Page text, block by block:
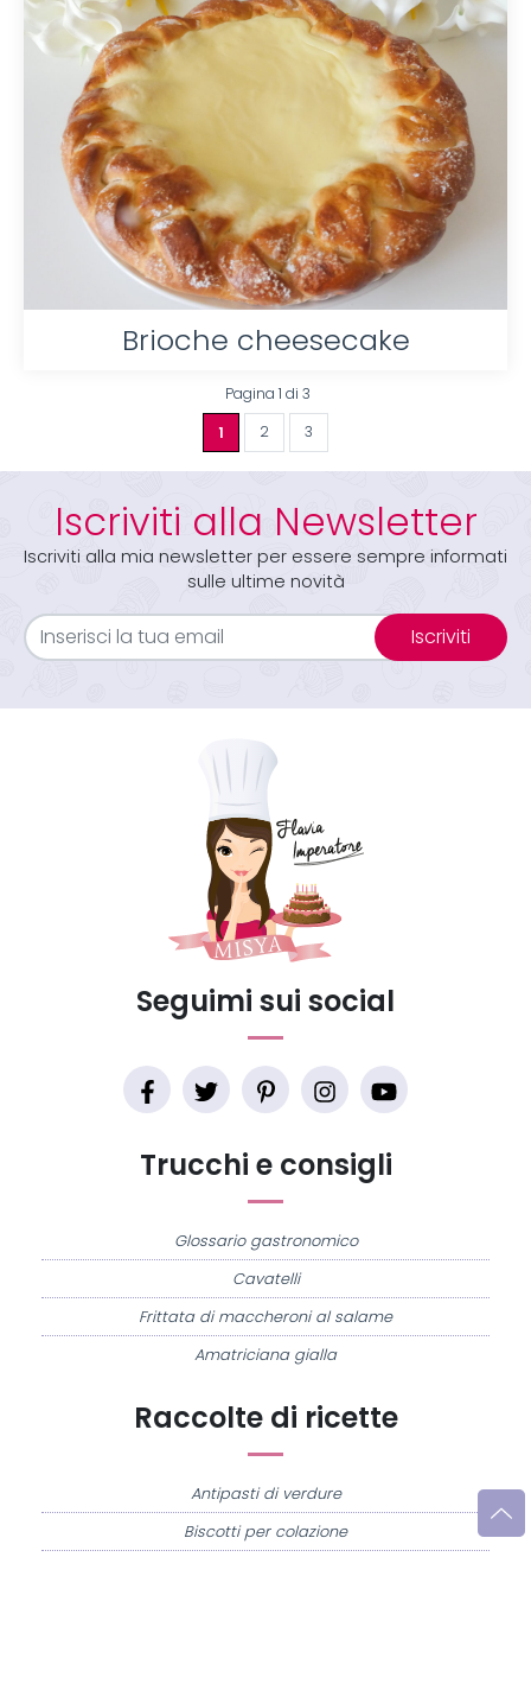
Brioche cheesecake
Pagina 1 di 3
1 2 3
Iscriviti alla Newsletter
Iscriviti alla mia newsletter per essere sempre informati
sulle ultime novità
Iscriviti
Raccolte di ricette
Antipasti di verdure
Biscotti per colazione
Trucchi e consigli
Glossario gastronomico
Cavatelli
Frittata di maccheroni al salame
Amatriciana gialla
Seguimi sui social